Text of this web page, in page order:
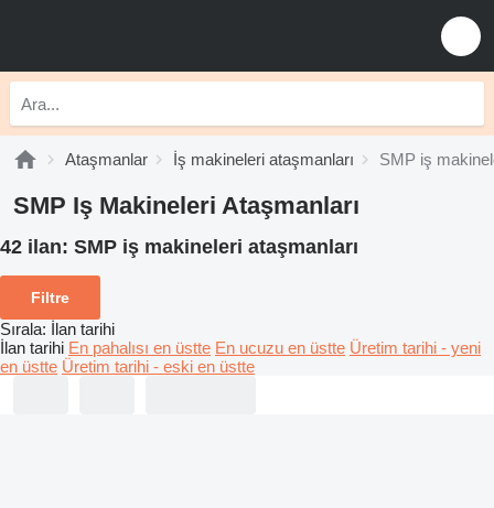
Ataşmanlar İş makineleri ataşmanları SMP iş
SMP Iş Makineleri Ataşmanları
42 ilan: SMP iş makineleri ataşmanları
Filtre
Sırala: İlan tarihi
İlan tarihi En pahalısı en üstte En ucuzu en üstte Üretim tarihi - yeni
en üstte Üretim tarihi - eski en üstte